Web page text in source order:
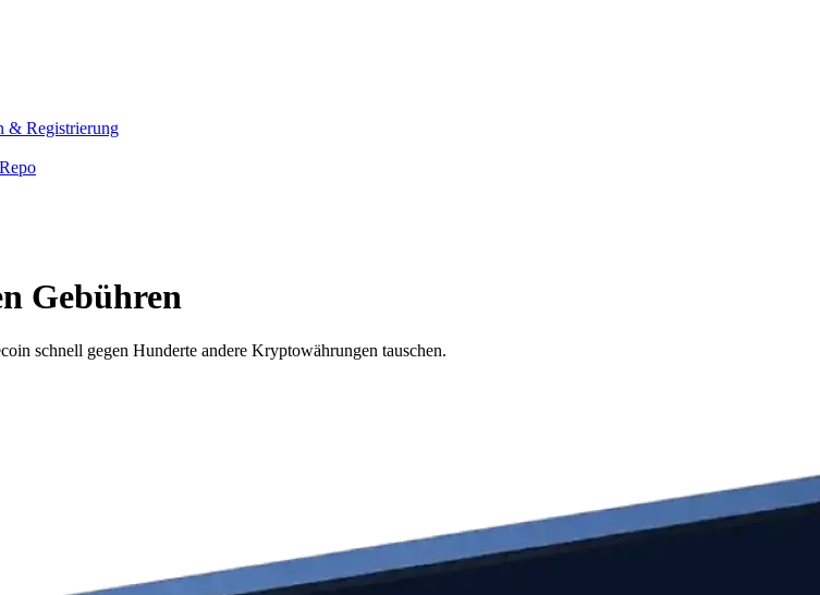
& Registrierung
Gebühren
schnell gegen Hunderte andere Kryptowährungen tauschen.